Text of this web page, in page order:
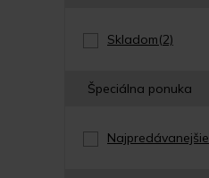
Skladom(2)
Špeciálna ponuka
Najpredávanejšie